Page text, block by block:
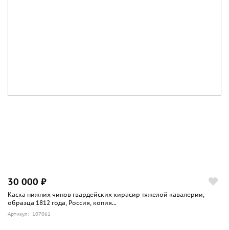
30 000 ₽
Каска нижних чинов гвардейских кирасир тяжелой кавалерии,
образца 1812 года, Россия, копия...
Артикул: 107061